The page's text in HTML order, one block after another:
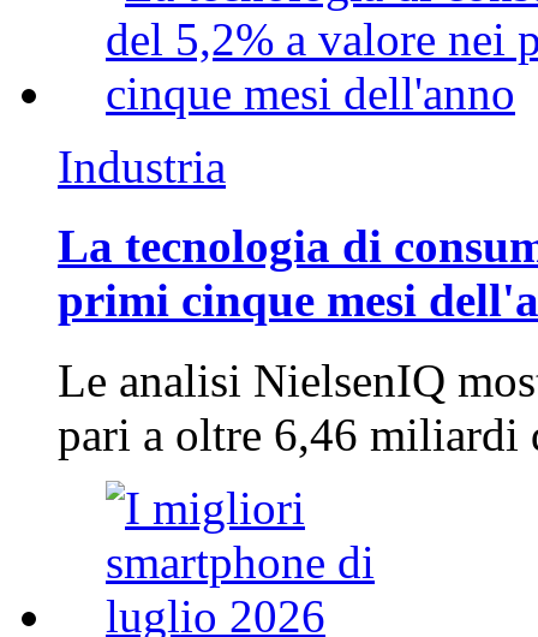
Industria
La tecnologia di
primi cinque mesi
Le analisi NielsenIQ
pari a oltre 6,46